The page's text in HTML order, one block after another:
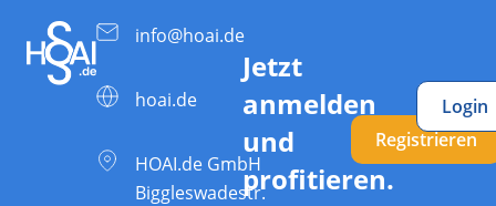
info@hoai.de
hoai.de
HOAI.de GmbH
Biggleswadestr.
Jetzt
anmelden
und
profitieren.
Registrieren
Login